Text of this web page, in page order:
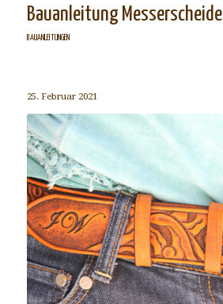
Bauanleitung Messerscheide
BAUANLEITUNGEN
25. Februar 2021